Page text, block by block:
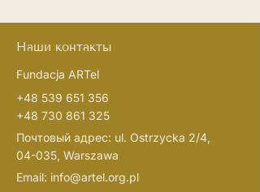
Наши контакты
Fundacja ARTel
+48 539 651 356
+48 730 861 325
Почтовый адрес: ul. Ostrzycka 2/4,
04-035, Warszawa
Email: info@artel.org.pl